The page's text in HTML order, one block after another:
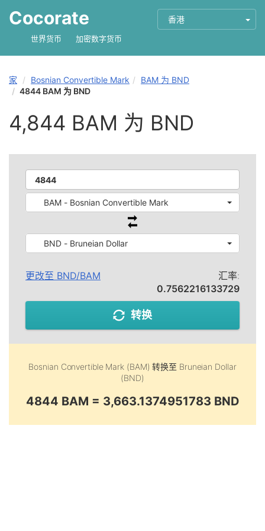
Cocorate 香港
世界货币 加密数字货币
家 Bosnian Convertible Mark
BAM 为 BND
4844 BAM 为 BND
4,844 BAM 为 BND
BAM - Bosnian Convertible Mark
BND - Bruneian Dollar
更改至 BND/BAM
汇率:
0.7562216133729
转换
Bosnian Convertible Mark (BAM) 转换至 Bruneian Dollar
(BND)
4844 BAM = 3,663.1374951783 BND